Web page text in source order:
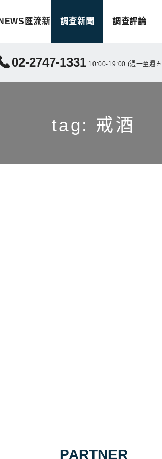
匯流新聞 調查新聞 調查評論
02-2747-1331 10:00-19:00 (週一至週
tag: 戒酒
PARTNER